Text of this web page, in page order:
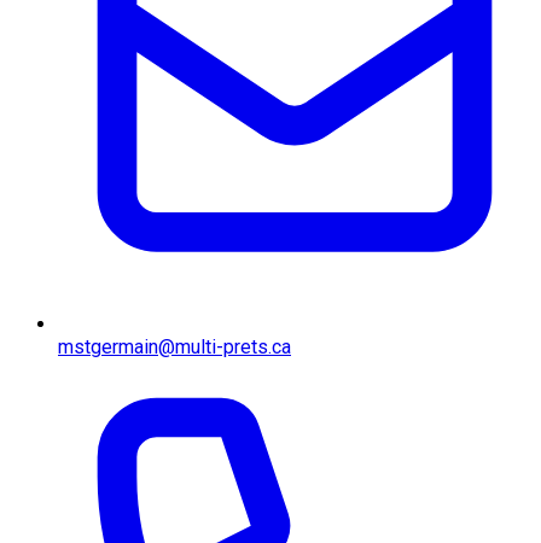
mstgermain@multi-prets.ca